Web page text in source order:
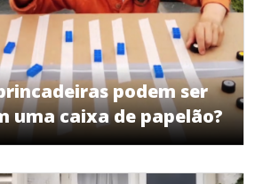
podem ser
uma caixa de papelão?